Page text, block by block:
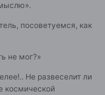
посоветуемся, как
не мог?»
Не развеселит ли
космической